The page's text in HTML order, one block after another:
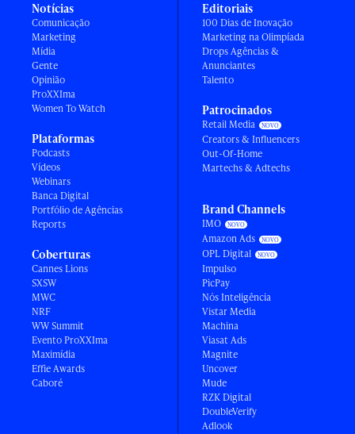
Notícias
Comunicação
Marketing
Mídia
Gente
Opinião
ProXXIma
Women To Watch
Plataformas
Podcasts
Vídeos
Webinars
Banca Digital
Portfólio de Agências
Reports
Coberturas
Cannes Lions
SXSW
MWC
NRF
WW Summit
Evento ProXXIma
Maximídia
Effie Awards
Caboré
Editoriais
100 Dias de Inovação
Marketing na Olimpíada
Drops Agências &
Anunciantes
Talento
Patrocinados
Retail Media
Creators & Influencers
Out-Of-Home
Martechs & Adtechs
Brand Channels
IMO
Amazon Ads
OPL Digital
Impulso
PicPay
Nós Inteligência
Vistar Media
Machina
Viasat Ads
Magnite
Uncover
Mude
RZK Digital
DoubleVerify
Adlook